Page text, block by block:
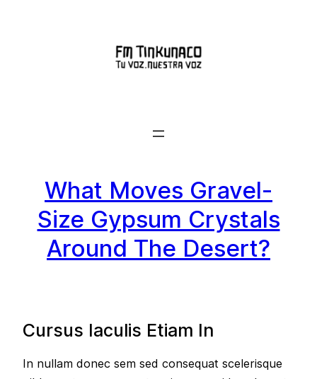
What Moves Gravel-
Size Gypsum Crystals
Around The Desert?
Cursus Iaculis Etiam In
In nullam donec sem sed consequat scelerisque